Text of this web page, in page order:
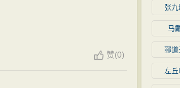
赞(0)
张九
马
郦道
左丘